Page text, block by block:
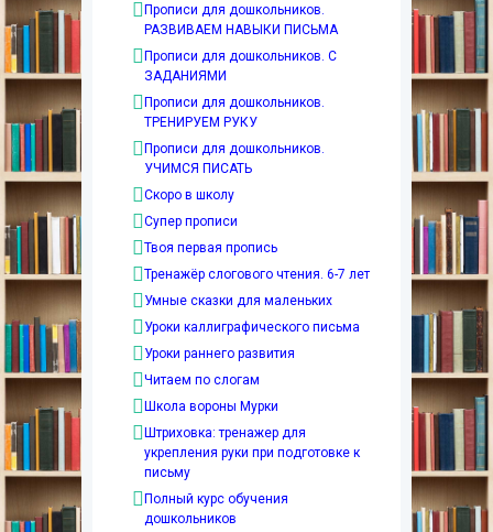
Прописи для дошкольников.
РАЗВИВАЕМ НАВЫКИ ПИСЬМА
Прописи для дошкольников. С
ЗАДАНИЯМИ
Прописи для дошкольников.
ТРЕНИРУЕМ РУКУ
Прописи для дошкольников.
УЧИМСЯ ПИСАТЬ
Скоро в школу
Супер прописи
Твоя первая пропись
Тренажёр слогового чтения. 6-7 лет
Умные сказки для маленьких
Уроки каллиграфического письма
Уроки раннего развития
Читаем по слогам
Школа вороны Мурки
Штриховка: тренажер для
укрепления руки при подготовке к
письму
Полный курс обучения
дошкольников